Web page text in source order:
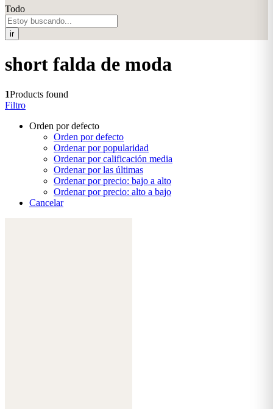
Todo
ir
short falda de moda
1Products found
Filtro
Orden por defecto
Orden por defecto
Ordenar por popularidad
Ordenar por calificación media
Ordenar por las últimas
Ordenar por precio: bajo a alto
Ordenar por precio: alto a bajo
Cancelar